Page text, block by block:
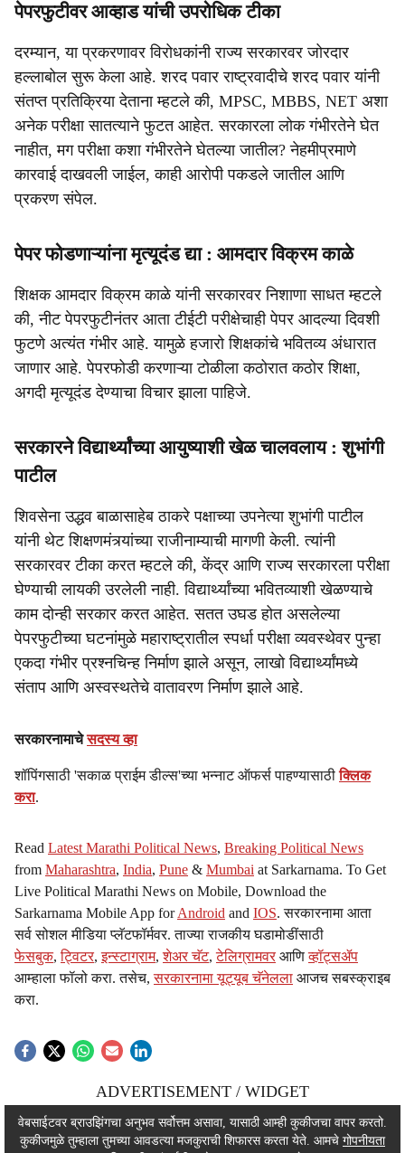
पेपरफुटीवर आव्हाड यांची उपरोधिक टीका
दरम्यान, या प्रकरणावर विरोधकांनी राज्य सरकारवर जोरदार
हल्लाबोल सुरू केला आहे. शरद पवार राष्ट्रवादीचे शरद पवार यांनी
संतप्त प्रतिक्रिया देताना म्हटले की, MPSC, MBBS, NET अशा
अनेक परीक्षा सातत्याने फुटत आहेत. सरकारला लोक गंभीरतेने घेत
नाहीत, मग परीक्षा कशा गंभीरतेने घेतल्या जातील? नेहमीप्रमाणे
कारवाई दाखवली जाईल, काही आरोपी पकडले जातील आणि
प्रकरण संपेल.
पेपर फोडणाऱ्यांना मृत्यूदंड द्या : आमदार विक्रम काळे
शिक्षक आमदार विक्रम काळे यांनी सरकारवर निशाणा साधत म्हटले
की, नीट पेपरफुटीनंतर आता टीईटी परीक्षेचाही पेपर आदल्या दिवशी
फुटणे अत्यंत गंभीर आहे. यामुळे हजारो शिक्षकांचे भवितव्य अंधारात
जाणार आहे. पेपरफोडी करणाऱ्या टोळीला कठोरात कठोर शिक्षा,
अगदी मृत्यूदंड देण्याचा विचार झाला पाहिजे.
सरकारने विद्यार्थ्यांच्या आयुष्याशी खेळ चालवलाय : शुभांगी
पाटील
शिवसेना उद्धव बाळासाहेब ठाकरे पक्षाच्या उपनेत्या शुभांगी पाटील
यांनी थेट शिक्षणमंत्र्यांच्या राजीनाम्याची मागणी केली. त्यांनी
सरकारवर टीका करत म्हटले की, केंद्र आणि राज्य सरकारला परीक्षा
घेण्याची लायकी उरलेली नाही. विद्यार्थ्यांच्या भवितव्याशी खेळण्याचे
काम दोन्ही सरकार करत आहेत. सतत उघड होत असलेल्या
पेपरफुटीच्या घटनांमुळे महाराष्ट्रातील स्पर्धा परीक्षा व्यवस्थेवर पुन्हा
एकदा गंभीर प्रश्नचिन्ह निर्माण झाले असून, लाखो विद्यार्थ्यांमध्ये
संताप आणि अस्वस्थतेचे वातावरण निर्माण झाले आहे.
सरकारनामाचेसदस्य व्हा
शॉपिंगसाठी 'सकाळ प्राईम डील्स'च्या भन्नाट ऑफर्स पाहण्यासाठीक्लिक
करा.
Read Latest Marathi Political News, Breaking Political News
from Maharashtra, India, Pune & Mumbai at Sarkarnama. To Get
Live Political Marathi News on Mobile, Download the
Sarkarnama Mobile App forAndroid and IOS. सरकारनामा आता
सर्व सोशल मीडिया प्लॅटफॉर्मवर. ताज्या राजकीय घडामोडींसाठी
फेसबुक,ट्विटर,इन्स्टाग्राम,शेअर चॅट,टेलिग्रामवर आणिव्हॉट्सॲप
आम्हाला फॉलो करा. तसेच,सरकारनामा यूट्यूब चॅनेलला आजच सबस्क्राइब
करा.
ADVERTISEMENT / WIDGET
ADVERTISEMENT / WIDGET
वेबसाईटवर ब्राउझिंगचा अनुभव सर्वोत्तम असावा, यासाठी आम्ही कुकीजचा वापर करतो.
कुकीजमुळे तुम्हाला तुमच्या आवडत्या मजकुराची शिफारस करता येते. आमचे गोपनीयता